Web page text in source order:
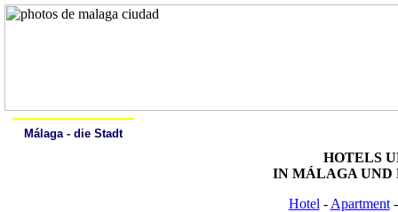
HOTELS
IN MÁLAGA UND
Hotel - Apartment -
Málaga - die Stadt